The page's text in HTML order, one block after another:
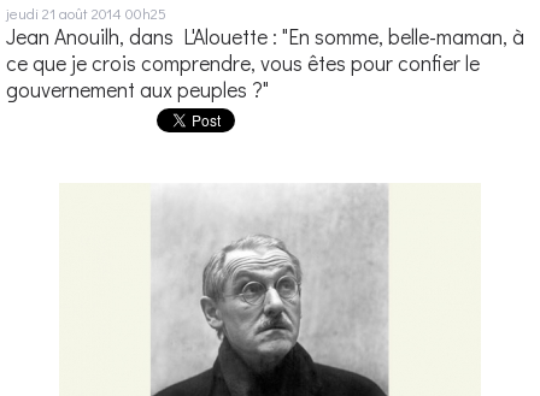
jeudi 21 août 2014 00h25
Jean Anouilh, dans L'Alouette : "En somme, belle-maman, à
ce que je crois comprendre, vous êtes pour confier le
gouvernement aux peuples ?"